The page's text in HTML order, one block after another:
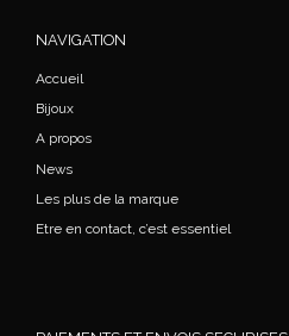
NAVIGATION
Accueil
Bijoux
A propos
News
Les plus de la marque
Etre en contact, c’est essentiel